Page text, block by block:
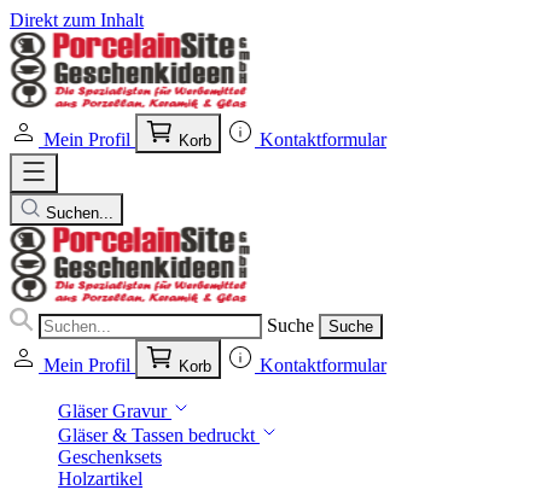
Direkt zum Inhalt
Mein Profil Korb Kontaktformular
Suchen...
Suche Suche
Mein Profil Korb Kontaktformular
Gläser Gravur
Gläser & Tassen bedruckt
Geschenksets
Holzartikel